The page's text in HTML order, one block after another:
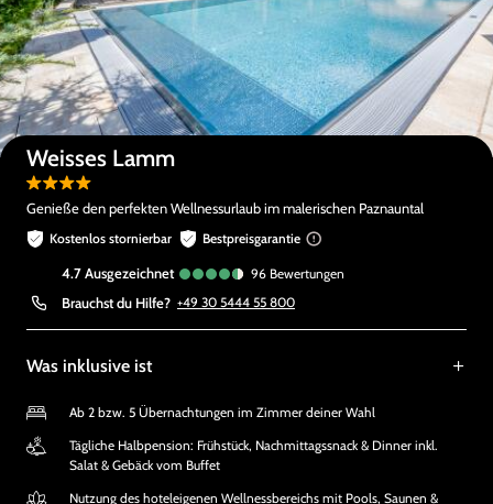
Auf der Karte anzeigen
Weisses Lamm
Genieße den perfekten Wellnessurlaub im malerischen Paznauntal
Kostenlos stornierbar Bestpreisgarantie
4.7 ausgezeichnet 96 Bewertungen
Brauchst du Hilfe? +49 30 5444 55 800
Was inklusive ist
Ab 2 bzw. 5 Übernachtungen im Zimmer deiner Wahl
Tägliche Halbpension: Frühstück, Nachmittagssnack & Dinner inkl.
Salat & Gebäck vom Buffet
Nutzung des hoteleigenen Wellnessbereichs mit Pools, Saunen &